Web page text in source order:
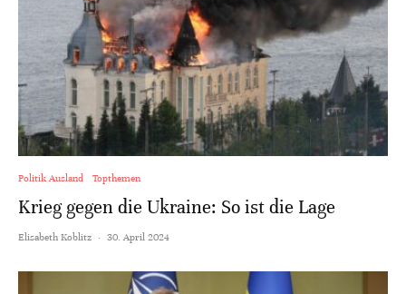
Politik Ausland Topthemen
Krieg gegen die Ukraine: So ist die Lage
Elisabeth Koblitz · 30. April 2024